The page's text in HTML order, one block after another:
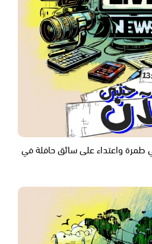
طمرة واعتداء على سائق حافلة في